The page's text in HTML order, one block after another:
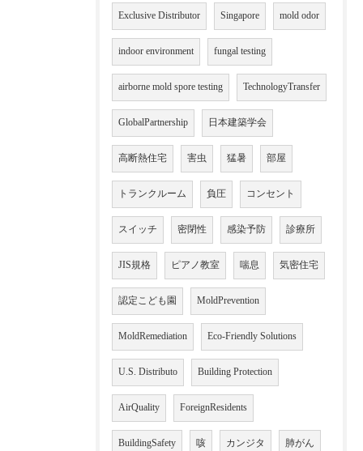
Exclusive Distributor Singapore mold odor
indoor environment fungal testing
airborne mold spore testing TechnologyTransfer
GlobalPartnership 日本建築学会
高断熱住宅 害虫 猛暑 部屋
トランクルーム 負圧 コンセント
スイッチ 密閉性 感染予防 診療所
JIS規格 ピアノ教室 喘息 気密住宅
認定こども園 MoldPrevention
MoldRemediation Eco-Friendly Solutions
U.S. Distributo Building Protection
AirQuality ForeignResidents
BuildingSafety 咳 カンジタ 肺がん